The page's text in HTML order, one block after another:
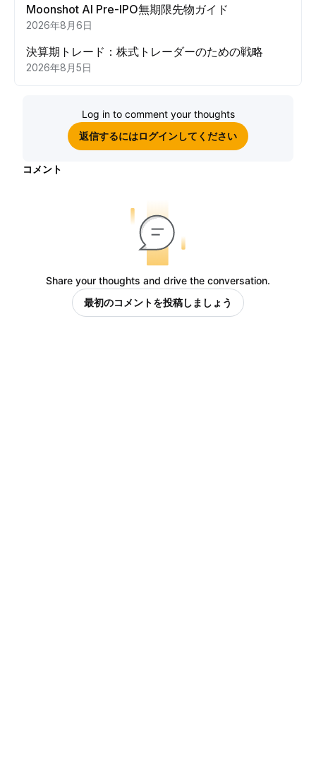
Moonshot AI Pre-IPO無期限先物ガイド
2026年8月6日
決算期トレード：株式トレーダーのための戦略
2026年8月5日
Log in to comment your thoughts
返信するにはログインしてください
コメント
Share your thoughts and drive the conversation.
最初のコメントを投稿しましょう